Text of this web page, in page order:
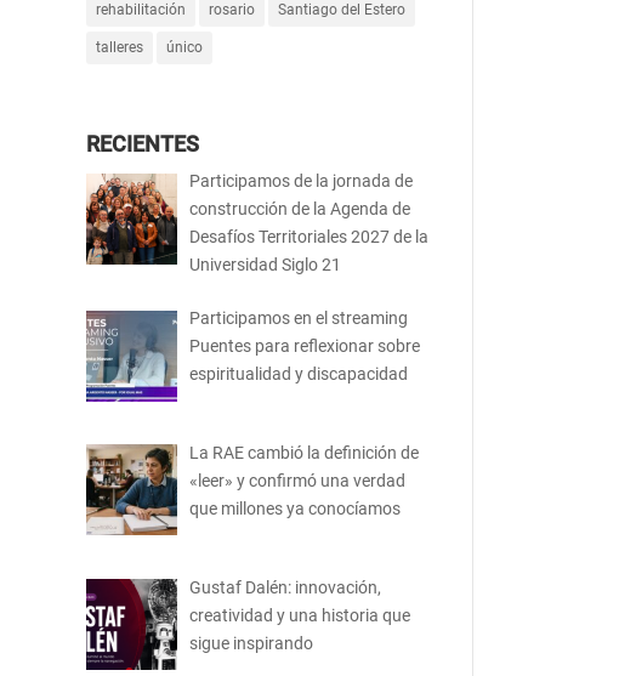
rehabilitación rosario Santiago del Estero
talleres único
RECIENTES
Participamos de la jornada de
construcción de la Agenda de
Desafíos Territoriales 2027 de la
Universidad Siglo 21
Participamos en el streaming
Puentes para reflexionar sobre
espiritualidad y discapacidad
La RAE cambió la definición de
«leer» y confirmó una verdad
que millones ya conocíamos
Gustaf Dalén: innovación,
creatividad y una historia que
sigue inspirando